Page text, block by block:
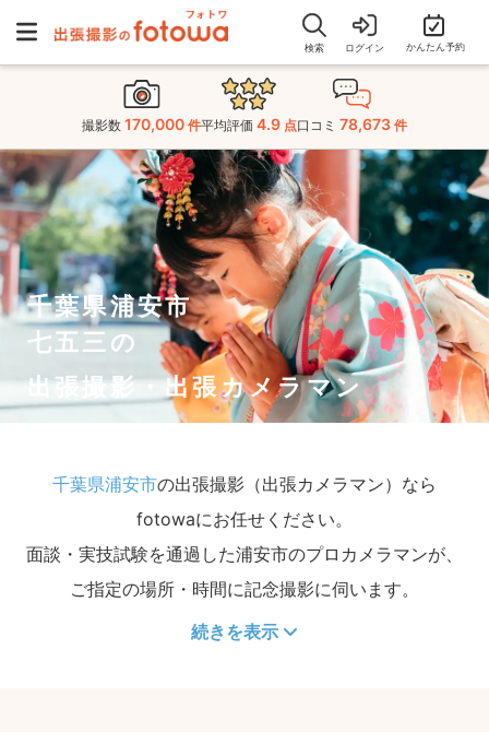
検索 ログイン かんたん予約
撮影数 170,000 件平均評価 4.9 点口コミ 78,673 件
千葉県浦安市
七五三の
出張撮影・出張カメラマン
千葉県浦安市の出張撮影（出張カメラマン）なら
fotowaにお任せください。
面談・実技試験を通過した浦安市のプロカメラマンが、
ご指定の場所・時間に記念撮影に伺います。
続きを表示